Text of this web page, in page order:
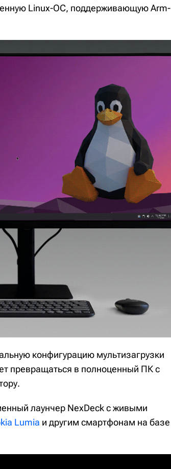
Linux-ОС, поддерживающую Arm-
конфигурацию мультизагрузки
превращаться в полноценный ПК с
лаунчер NexDeck с живыми
Lumia и другим смартфонам на базе